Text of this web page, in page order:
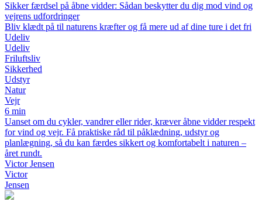
Sikker færdsel på åbne vidder: Sådan beskytter du dig mod vind og
vejrens udfordringer
Bliv klædt på til naturens kræfter og få mere ud af dine ture i det fri
Udeliv
Udeliv
Friluftsliv
Sikkerhed
Udstyr
Natur
Vejr
6 min
Uanset om du cykler, vandrer eller rider, kræver åbne vidder respekt
for vind og vejr. Få praktiske råd til påklædning, udstyr og
planlægning, så du kan færdes sikkert og komfortabelt i naturen –
året rundt.
Victor Jensen
Victor
Jensen